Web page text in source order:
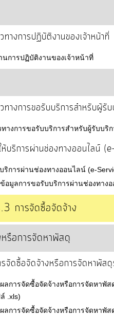
างการปฏิบัติงานของเจ้าหน้าที่
นการปฏิบัติงานของเจ้าหน้าที่
างการขอรับบริการสำหรับผู้รั
างการขอรับบริการสำหรับผู้รับบริ
บริการผ่านช่องทางออนไลน์
ริการผ่านช่องทางออนไลน์ (e-
อมูลการขอรับบริการผ่านช่องทาง
การจัดซื้อจัดจ้าง
รือการจัดหาพัสดุ
ดซื้อจัดจ้างหรือการจัดหาพั
ลการจัดซื้อจัดจ้างหรือการจัดหาพั
.xls)
ลการจัดซื้อจัดจ้างหรือการจัดหาพั